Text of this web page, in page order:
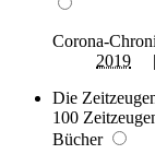
Corona-
2019
Die
100
Bücher